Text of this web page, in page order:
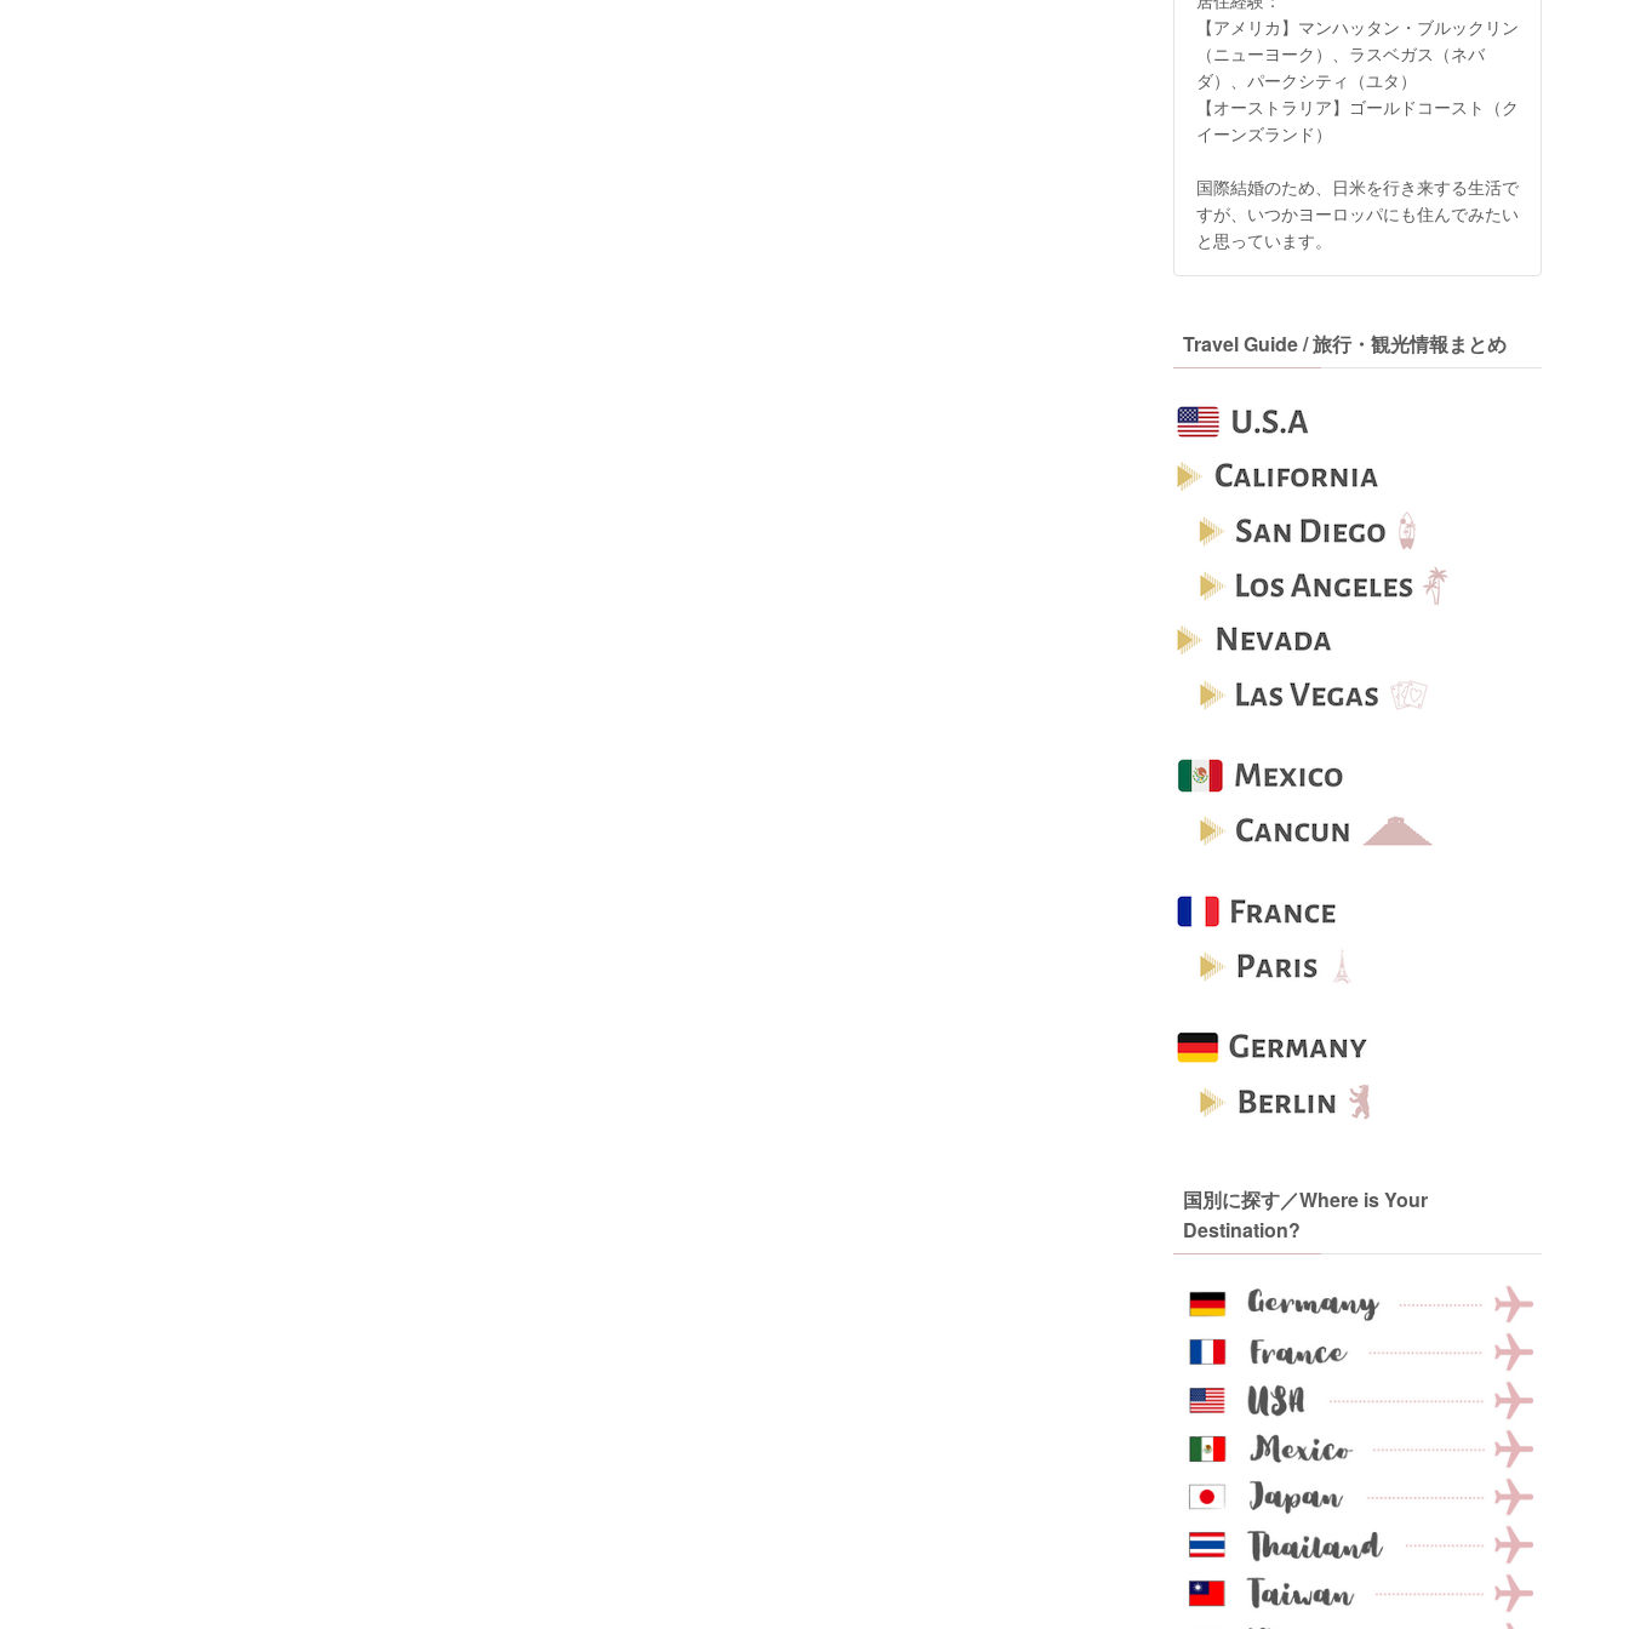
【アメリカ】マンハッタン・ブルックリン
（ニューヨーク）、ラスベガス（ネバ
ダ）、パークシティ（ユタ）
【オーストラリア】ゴールドコースト（ク
イーンズランド）
国際結婚のため、日米を行き来する生活で
すが、いつかヨーロッパにも住んでみたい
と思っています。
Travel Guide / 旅行・観光情報まとめ
国別に探す／Where is Your
Destination?